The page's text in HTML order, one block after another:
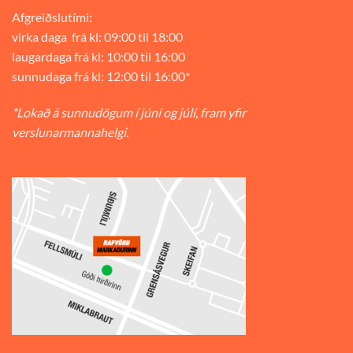
Afgreiðslutími:
virka daga frá kl: 09:00 til 18:00
laugardaga frá kl: 10:00 til 16:00
sunnudaga frá kl: 12:00 til 16:00*
*Lokað á sunnudögum í júní og júlí, fram yfir
verslunarmannahelgi.